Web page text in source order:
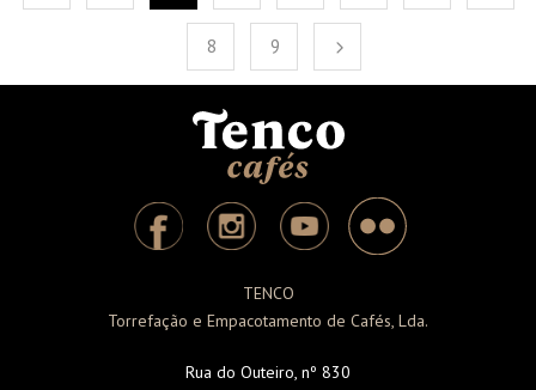
8 9
TENCO
Torrefação e Empacotamento de Cafés, Lda.
Rua do Outeiro, nº 830